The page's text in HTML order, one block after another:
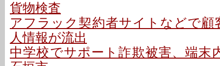
貨物検査
アフラック契約者サイトなどで顧
人情報が流出
中学校でサポート詐欺被害、端末